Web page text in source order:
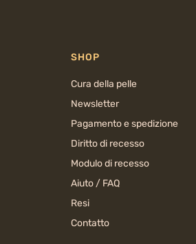
SHOP
Cura della pelle
Newsletter
Pagamento e spedizione
Diritto di recesso
Modulo di recesso
Aiuto / FAQ
Resi
Contatto